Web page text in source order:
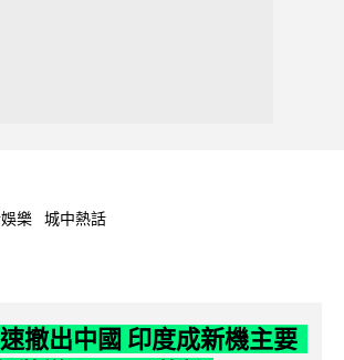
樂 城中熱話
撤出中國 印度成新機主要